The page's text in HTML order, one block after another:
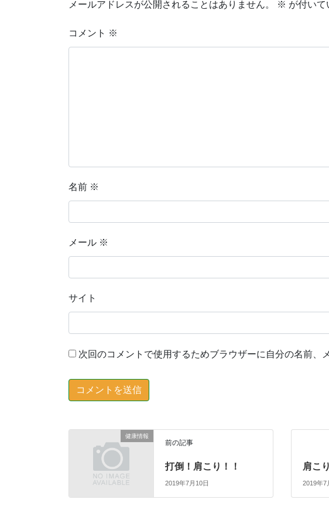
メールアドレスが公開されることはありません。 ※ が付いて
コメント ※
名前 ※
メール ※
サイト
次回のコメントで使用するためブラウザーに自分の名前、
健康情報
前の記事
打倒！肩こり！！
2019年7月10日
肩こ
2019年7